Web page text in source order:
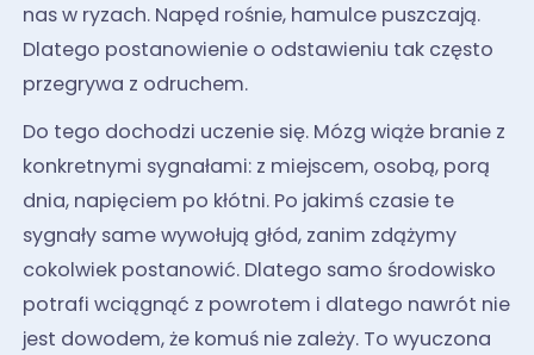
nas w ryzach. Napęd rośnie, hamulce puszczają.
Dlatego postanowienie o odstawieniu tak często
przegrywa z odruchem.
Do tego dochodzi uczenie się. Mózg wiąże branie z
konkretnymi sygnałami: z miejscem, osobą, porą
dnia, napięciem po kłótni. Po jakimś czasie te
sygnały same wywołują głód, zanim zdążymy
cokolwiek postanowić. Dlatego samo środowisko
potrafi wciągnąć z powrotem i dlatego nawrót nie
jest dowodem, że komuś nie zależy. To wyuczona